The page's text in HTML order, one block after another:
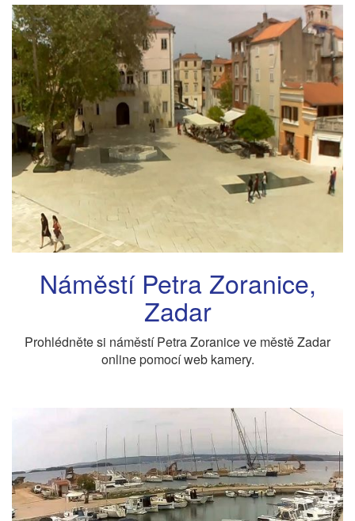
Náměstí Petra Zoranice,
Zadar
Prohlédněte si náměstí Petra Zoranice ve městě Zadar
online pomocí web kamery.